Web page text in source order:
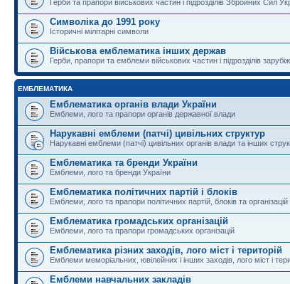
Герби та прапори військових частин і підрозділів Збройних Сил
Символіка до 1991 року
Історичні мілітарні символи
Військова емблематика інших держав
Герби, прапори та емблеми військових частин і підрозділів
ЕМБЛЕМАТИКА
Емблематика органів влади України
Емблеми, лого та прапори органів державної влади
Нарукавні емблеми (патчі) цивільних структур
Нарукавні емблеми (патчі) цивільних органів влади та інших
Емблематика та бренди України
Емблеми, лого та бренди України
Емблематика політичних партій і блоків
Емблеми, лого та прапори політичних партій, блоків та організацій
Емблематика громадських організацій
Емблеми, лого та прапори громадських організацій
Емблематика різних заходів, лого міст і територій
Емблеми меморіальних, ювілейних і інших заходів, лого міст і
Емблеми навчальних закладів